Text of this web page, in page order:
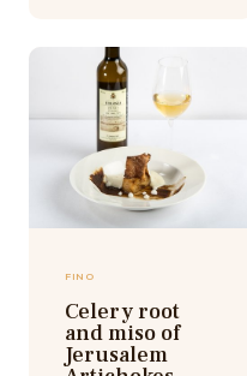
FINO
Celery root
and miso of
Jerusalem